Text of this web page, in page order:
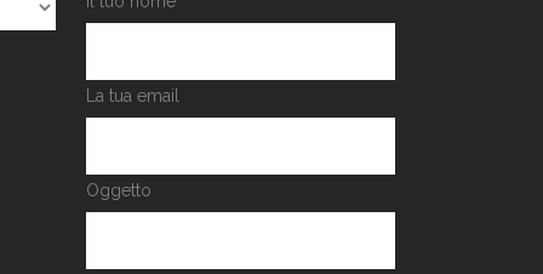
La tua email
Oggetto